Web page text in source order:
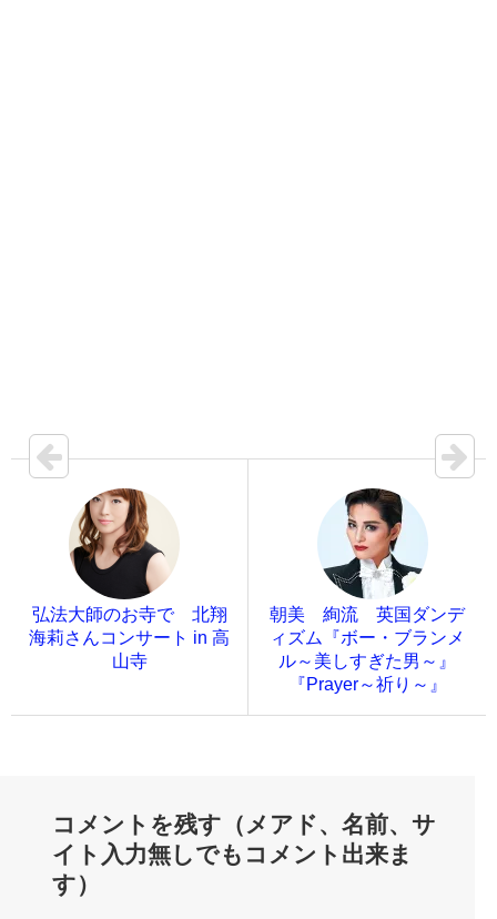
弘法大師のお寺で 北翔
海莉さんコンサート in 高
山寺
朝美 絢流 英国ダンデ
ィズム『ボー・ブランメ
ル～美しすぎた男～』
『Prayer～祈り～』
コメントを残す（メアド、名前、サ
イト入力無しでもコメント出来ま
す）